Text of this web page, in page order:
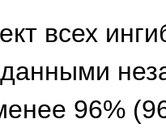
всех
данными
96%